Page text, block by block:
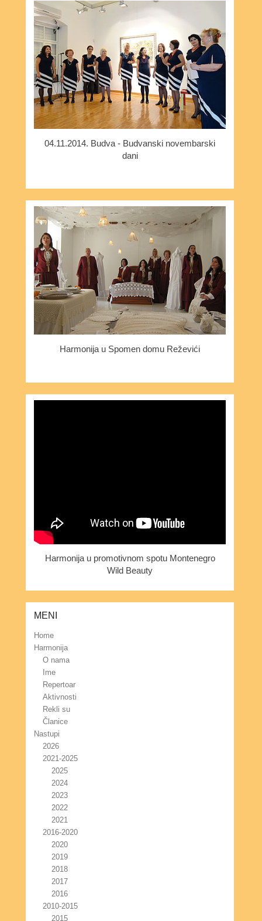
04.11.2014. Budva - Budvanski novembarski
dani
Harmonija u Spomen domu Reževići
Harmonija u promotivnom spotu Montenegro
Wild Beauty
MENI
Home
Harmonija
O nama
Ime
Repertoar
Aktivnosti
Rekli su
Članice
Nastupi
2026
2021-2025
2025
2024
2023
2022
2021
2016-2020
2020
2019
2018
2017
2016
2010-2015
2015